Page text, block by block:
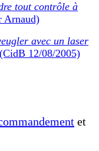
tout contrôle à
Arnaud)
avec un laser
(CidB 12/08/2005)
et